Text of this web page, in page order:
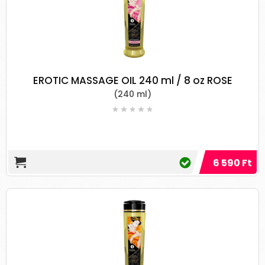
13. Gránátalma olaj
A gránátalmamag olaj kellemes illatú, realxáló
és fiatalító masszázsoknál használható.
Gazdag E-vitaminban és fitoszterolokban, segít
Rendkívül könnyű, nem teszi a bőrt zsírossá,
ezért a legmegfelelőbb a mély masszázsokhoz.
A gránátalma-olajat főként
tanulmány szerint a test masszírozása
Croton Lechleri
gyanta
textúráját és hidratációs szintjét. [
A búzacsíra kiváló masszázs olaj. Gazdag A-, D-
és E-vitaminban, és rendkívül tápláló, ha a
EROTIC MASSAGE OIL 240 ml / 8 oz ROSE
(240 ml)
6 590 Ft